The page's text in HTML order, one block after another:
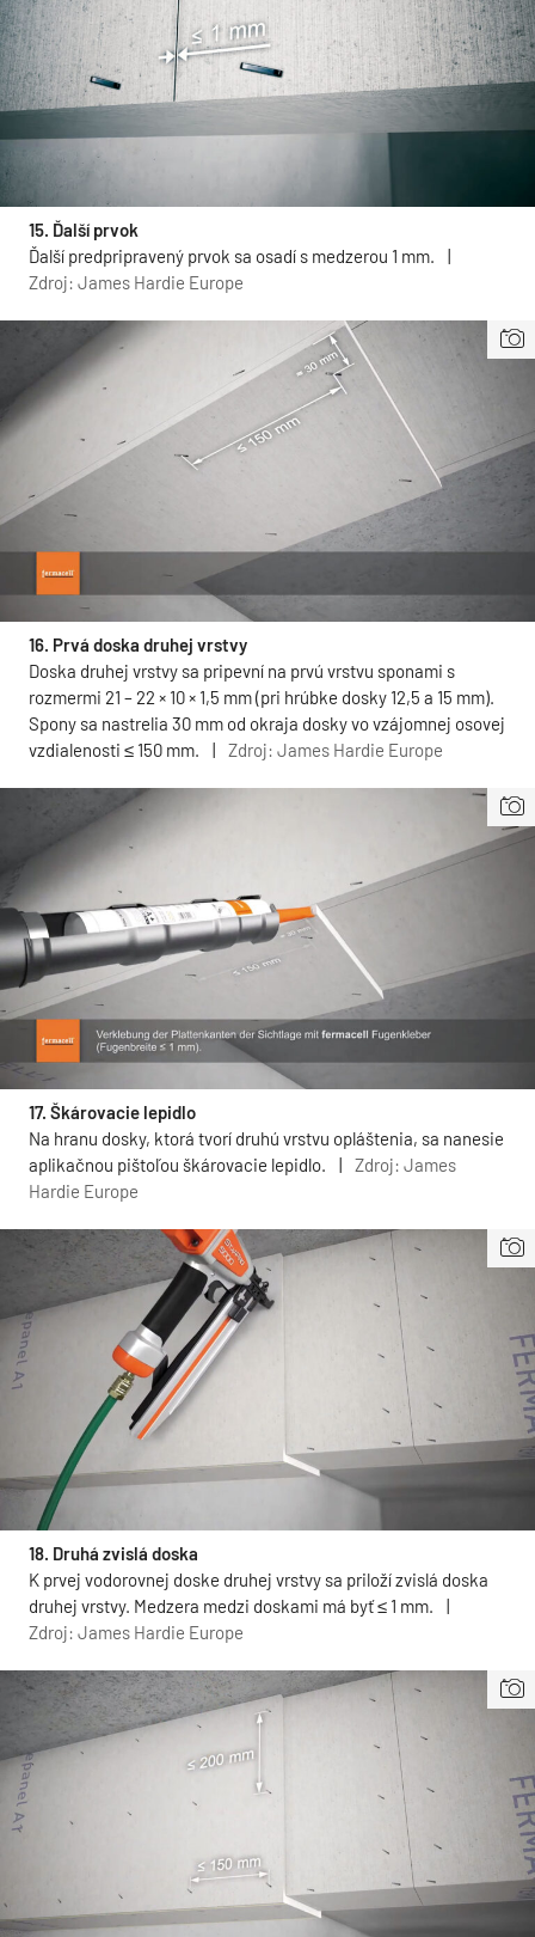
15. Ďalší prvok
Ďalší predpripravený prvok sa osadí s medzerou 1 mm.
Zdroj: James Hardie Europe
16. Prvá doska druhej vrstvy
Doska druhej vrstvy sa pripevní na prvú vrstvu sponami s
rozmermi 21 – 22 × 10 × 1,5 mm (pri hrúbke dosky 12,5 a 15 mm).
Spony sa nastrelia 30 mm od okraja dosky vo vzájomnej osovej
vzdialenosti ≤ 150 mm.
Zdroj: James Hardie Europe
17. Škárovacie lepidlo
Na hranu dosky, ktorá tvorí druhú vrstvu opláštenia, sa nanesie
aplikačnou pištoľou škárovacie lepidlo.
Zdroj: James
Hardie Europe
18. Druhá zvislá doska
K prvej vodorovnej doske druhej vrstvy sa priloží zvislá doska
druhej vrstvy. Medzera medzi doskami má byť ≤ 1 mm.
Zdroj: James Hardie Europe